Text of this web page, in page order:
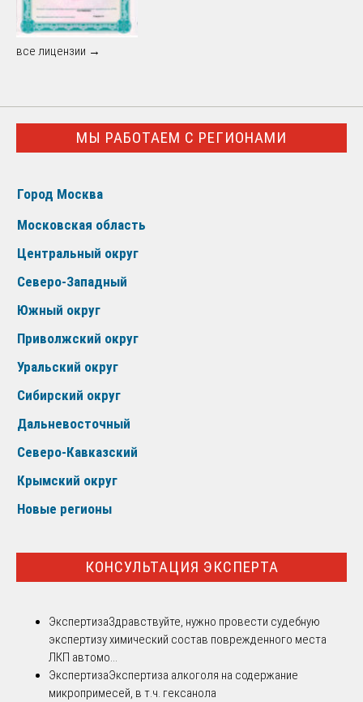
все лицензии →
МЫ РАБОТАЕМ С РЕГИОНАМИ
Город Москва
Московская область
Центральный округ
Северо-Западный
Южный округ
Приволжский округ
Уральский округ
Сибирский округ
Дальневосточный
Северо-Кавказский
Крымский округ
Новые регионы
КОНСУЛЬТАЦИЯ ЭКСПЕРТА
ЭкспертизаЗдравствуйте, нужно провести судебную
экспертизу химический состав поврежденного места
ЛКП автомо...
ЭкспертизаЭкспертиза алкоголя на содержание
микропримесей, в т.ч. гексанола